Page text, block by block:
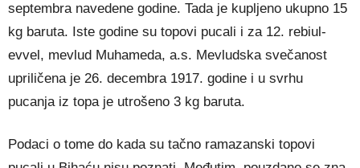
septembra navedene godine. Tada je kupljeno ukupno 15
kg baruta. Iste godine su topovi pucali i za 12. rebiul-
evvel, mevlud Muhameda, a.s. Mevludska svečanost
upriličena je 26. decembra 1917. godine i u svrhu
pucanja iz topa je utrošeno 3 kg baruta.
Podaci o tome do kada su tačno ramazanski topovi